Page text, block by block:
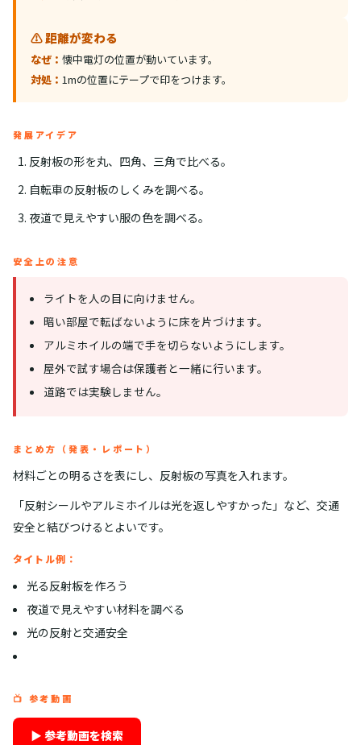
⚠️ 距離が変わる
なぜ： 懐中電灯の位置が動いています。
対処： 1mの位置にテープで印をつけます。
発展アイデア
反射板の形を丸、四角、三角で比べる。
自転車の反射板のしくみを調べる。
夜道で見えやすい服の色を調べる。
安全上の注意
ライトを人の目に向けません。
暗い部屋で転ばないように床を片づけます。
アルミホイルの端で手を切らないようにします。
屋外で試す場合は保護者と一緒に行います。
道路では実験しません。
まとめ方（発表・レポート）
材料ごとの明るさを表にし、反射板の写真を入れます。
「反射シールやアルミホイルは光を返しやすかった」など、交通
安全と結びつけるとよいです。
タイトル例：
光る反射板を作ろう
夜道で見えやすい材料を調べる
光の反射と交通安全
📺 参考動画
▶ 参考動画を検索